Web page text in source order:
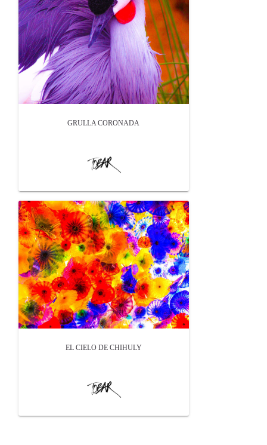
GRULLA CORONADA
EL CIELO DE CHIHULY